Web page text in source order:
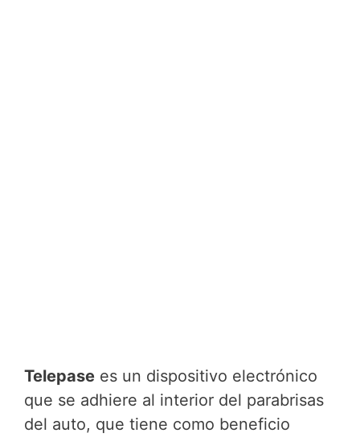
Telepase es un dispositivo electrónico
que se adhiere al interior del parabrisas
del auto, que tiene como beneficio